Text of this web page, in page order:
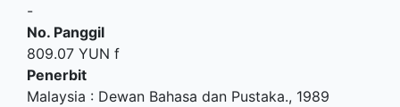
-
No. Panggil
809.07 YUN f
Penerbit
Malaysia : Dewan Bahasa dan Pustaka., 1989